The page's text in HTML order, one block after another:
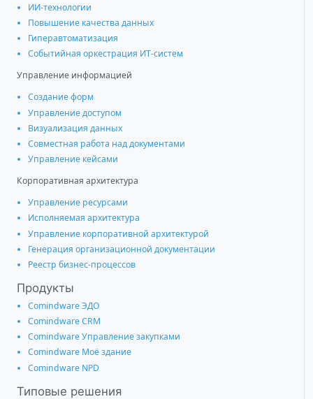
ИИ-технологии
Повышение качества данных
Гиперавтоматизация
Событийная оркестрация ИТ-систем
Управление информацией
Создание форм
Управление доступом
Визуализация данных
Совместная работа над документами
Управление кейсами
Корпоративная архитектура
Управление ресурсами
Исполняемая архитектура
Управление корпоративной архитектурой
Генерация организационной документации
Реестр бизнес-процессов
Продукты
Comindware ЭДО
Comindware CRM
Comindware Управление закупками
Comindware Моё здание
Comindware NPD
Типовые решения